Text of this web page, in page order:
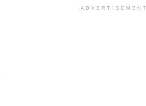
ADVERTISEMENT